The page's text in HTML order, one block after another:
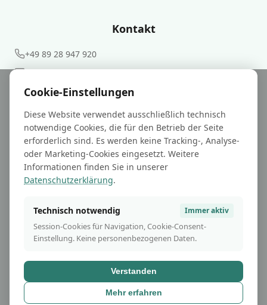
Kontakt
+49 89 28 947 920
info@en-gutachter.de
Weitere
Glossar
Experte Christoph Prestele
BESS Knowledge Hub
Rechtliches
Impressum und Datenschutz
© 2026 Prosperus GmbH. Alle Rechte vorbehalten.
Cookie-Einstellungen
Diese Website verwendet ausschließlich technisch
notwendige Cookies, die für den Betrieb der Seite
erforderlich sind. Es werden keine Tracking-, Analyse-
oder Marketing-Cookies eingesetzt. Weitere
Informationen finden Sie in unserer
Datenschutzerklärung.
Technisch notwendig Immer aktiv
Session-Cookies für Navigation, Cookie-Consent-
Einstellung. Keine personenbezogenen Daten.
Verstanden
Mehr erfahren